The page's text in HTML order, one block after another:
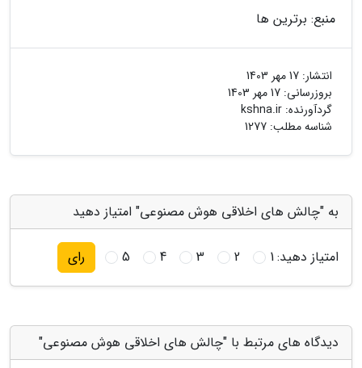
منبع: برترین ها
انتشار: 17 مهر 1403
بروزرسانی: 17 مهر 1403
گردآورنده: kshna.ir
شناسه مطلب: 1277
به "چالش های اخلاقی هوش مصنوعی" امتیاز دهید
امتیاز دهید:1
2
3
4
5 رای
دیدگاه های مرتبط با "چالش های اخلاقی هوش مصنوعی"